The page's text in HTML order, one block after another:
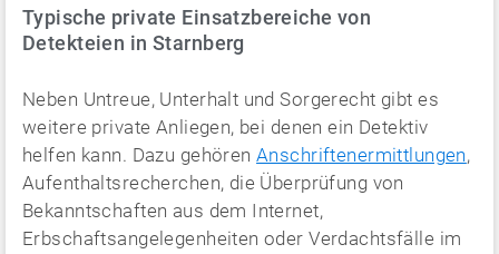
Typische private Einsatzbereiche von
Detekteien in Starnberg
Neben Untreue, Unterhalt und Sorgerecht gibt es
weitere private Anliegen, bei denen ein Detektiv
helfen kann. Dazu gehörenAnschriftenermittlungen,
Aufenthaltsrecherchen, die Überprüfung von
Bekanntschaften aus dem Internet,
Erbschaftsangelegenheiten oder Verdachtsfälle im